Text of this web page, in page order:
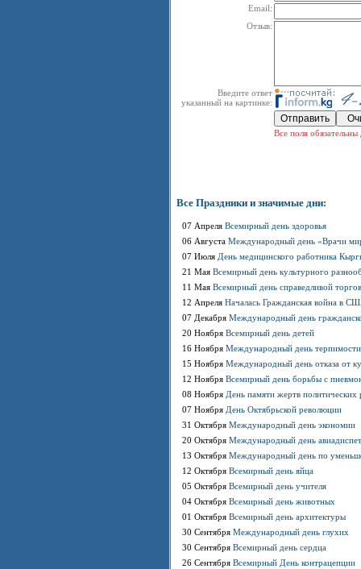
Email:
Отзыв:
Введите ответ
указанный на картинке:
Все поля обязательны
Все Праздники и значимые дни:
07 Апреля Всемирный день здоровья
06 Августа Международный день «Врачи
07 Июля День медицинского работника
21 Мая Всемирный день культурного
11 Мая Всемирный день справедливой
12 Апреля Началась Гражданская война в
07 Декабря Международный день
20 Ноября Всемирный день детей
16 Ноября Международный день терпимости
15 Ноября Международный день отказа от
12 Ноября Всемирный день борьбы с
08 Ноября День памяти жертв политических
07 Ноября День Октябрьской революции
31 Октября Международный день экономии
20 Октября Международный день
13 Октября Международный день по
12 Октября Всемирный день яйца
05 Октября Всемирный день учителя
04 Октября Всемирный день животных
01 Октября Всемирный день архитектуры
30 Сентября Международный день глухих
30 Сентября Всемирный день сердца
26 Сентября Всемирный День контрацепции